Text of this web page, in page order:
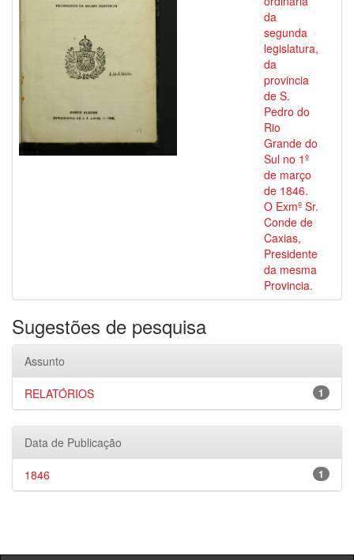
da
segunda
legislatura,
da
provincia
de S.
Pedro do
Rio
Grande do
Sul no 1º
de março
de 1846.
O Exmº Sr.
Conde de
Caxias,
Presidente
da mesma
Provincia.
Sugestões de pesquisa
Assunto
1
RELATÓRIOS
Data de Publicação
1
1846